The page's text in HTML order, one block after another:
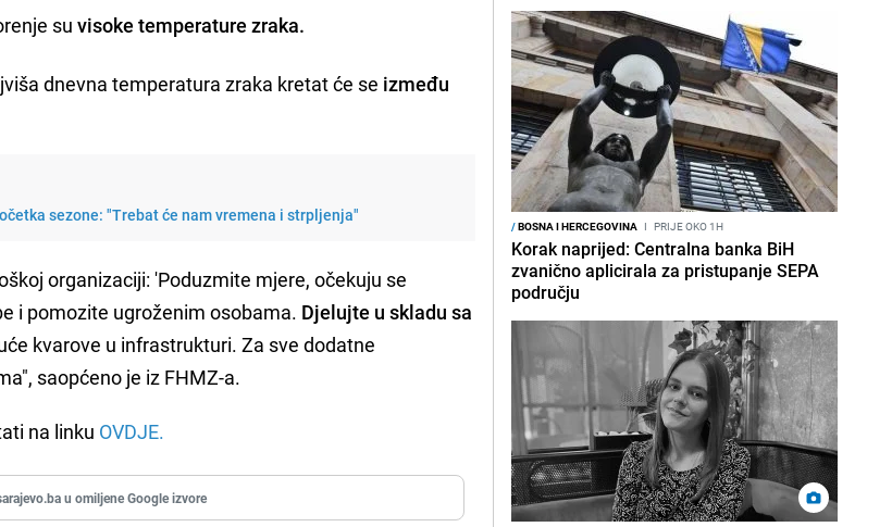
su visoke temperature zraka.
dnevna temperatura zraka kretat će se između
sezone: "Trebat će nam vremena i strpljenja"
organizaciji: 'Poduzmite mjere, očekuju se
i pomozite ugroženim osobama. Djelujte u skladu sa
kvarove u infrastrukturi. Za sve dodatne
saopćeno je iz FHMZ-a.
na linku OVDJE.
u omiljene Google izvore
/BOSNA I HERCEGOVINA I PRIJE OKO 1H
Korak naprijed: Centralna banka BiH
zvanično aplicirala za pristupanje SEPA
području